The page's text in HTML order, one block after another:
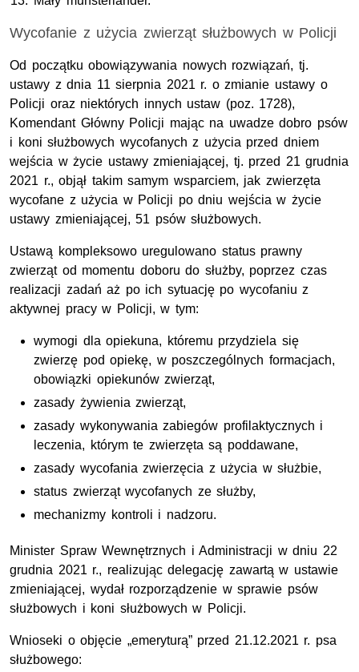
Wycofanie z użycia zwierząt służbowych w Policji
Od początku obowiązywania nowych rozwiązań, tj.
ustawy z dnia 11 sierpnia 2021 r. o zmianie ustawy o
Policji oraz niektórych innych ustaw (poz. 1728),
Komendant Główny Policji mając na uwadze dobro psów
i koni służbowych wycofanych z użycia przed dniem
wejścia w życie ustawy zmieniającej, tj. przed 21 grudnia
2021 r., objął takim samym wsparciem, jak zwierzęta
wycofane z użycia w Policji po dniu wejścia w życie
ustawy zmieniającej, 51 psów służbowych.
Ustawą kompleksowo uregulowano status prawny
zwierząt od momentu doboru do służby, poprzez czas
realizacji zadań aż po ich sytuację po wycofaniu z
aktywnej pracy w Policji, w tym:
wymogi dla opiekuna, któremu przydziela się
zwierzę pod opiekę, w poszczególnych formacjach,
obowiązki opiekunów zwierząt,
zasady żywienia zwierząt,
zasady wykonywania zabiegów profilaktycznych i
leczenia, którym te zwierzęta są poddawane,
zasady wycofania zwierzęcia z użycia w służbie,
status zwierząt wycofanych ze służby,
mechanizmy kontroli i nadzoru.
Minister Spraw Wewnętrznych i Administracji w dniu 22
grudnia 2021 r., realizując delegację zawartą w ustawie
zmieniającej, wydał rozporządzenie w sprawie psów
służbowych i koni służbowych w Policji.
Wnioseki o objęcie „emeryturą” przed 21.12.2021 r. psa
służbowego: